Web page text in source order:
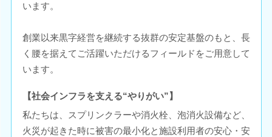
います。
創業以来黒字経営を継続する抜群の安定基盤のもと、長
く腰を据えてご活躍いただけるフィールドをご用意して
います。
【社会インフラを支える“やりがい”】
私たちは、スプリンクラーや消火栓、泡消火設備など、
火災が起きた時に被害の最小化と施設利用者の安心・安